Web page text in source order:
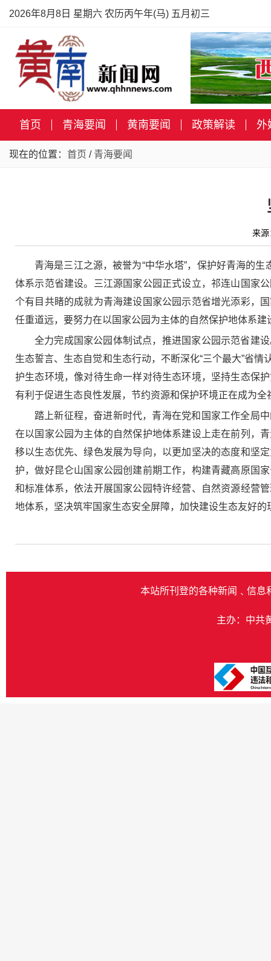
2026年8月8日 星期六 农历丙午年(马) 五月初三
首页 青海要闻 黄南要闻 政策解读 外
现在的位置： 首页 / 青海要闻
来
青海是三江之源，被誉为“中华水塔”，保护好青海的
体系示范省建设。三江源国家公园正式设立，祁连山国家
个有目共睹的成就为青海建设国家公园示范省增光添彩，
任重道远，要努力在以国家公园为主体的自然保护地体系建
全力完成国家公园体制试点，推进国家公园示范省建
生态誓言、生态自觉和生态行动，不断深化“三个最大”省
护生态环境，像对待生命一样对待生态环境，坚持生态保
有利于促进生态良性发展，节约资源和保护环境正在成为全
踏上新征程，奋进新时代，青海在党和国家工作全局
在以国家公园为主体的自然保护地体系建设上走在前列，
移以生态优先、绿色发展为导向，以更加坚决的态度和坚
护，做好昆仑山国家公园创建前期工作，构建青藏高原国
和标准体系，依法开展国家公园特许经营、自然资源经营
地体系，坚决筑牢国家生态安全屏障，加快建设生态友好的
本站所刊登的各种新闻﹑信息
主办：中共